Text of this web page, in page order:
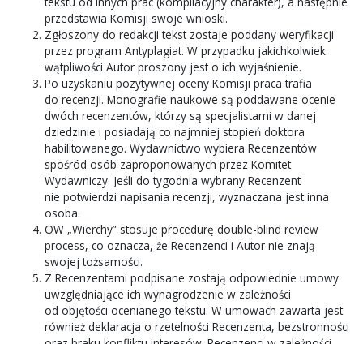
przedstawia Komisji swoje wnioski.
Zgłoszony do redakcji tekst zostaje poddany weryfikacji
przez program Antyplagiat. W przypadku jakichkolwiek
wątpliwości Autor proszony jest o ich wyjaśnienie.
Po uzyskaniu pozytywnej oceny Komisji praca trafia
do recenzji. Monografie naukowe są poddawane ocenie
dwóch recenzentów, którzy są specjalistami w danej
dziedzinie i posiadają co najmniej stopień doktora
habilitowanego. Wydawnictwo wybiera Recenzentów
spośród osób zaproponowanych przez Komitet
Wydawniczy. Jeśli do tygodnia wybrany Recenzent
nie potwierdzi napisania recenzji, wyznaczana jest inna
osoba.
OW „Wierchy” stosuje procedurę double-blind review
process, co oznacza, że Recenzenci i Autor nie znają
swojej tożsamości.
Z Recenzentami podpisane zostają odpowiednie umowy
uwzględniające ich wynagrodzenie w zależności
od objętości ocenianego tekstu. W umowach zawarta jest
również deklaracja o rzetelności Recenzenta, bezstronności